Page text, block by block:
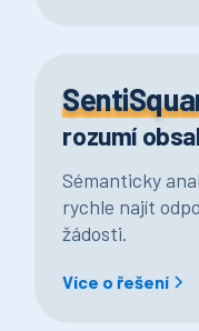
rozumí
Sémanticky
rychle najít
žádosti.
Více o řešení